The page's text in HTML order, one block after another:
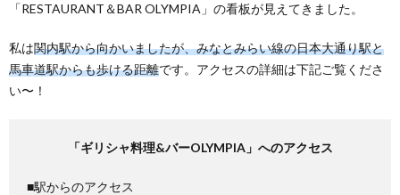
「RESTAURANT＆BAR OLYMPIA」の看板が見えてきました。
私は関内駅から向かいましたが、みなとみらい線の日本大通り駅と
馬車道駅からも歩ける距離です。アクセスの詳細は下記ご覧くださ
い〜！
「ギリシャ料理&バーOLYMPIA」へのアクセス
■駅からのアクセス